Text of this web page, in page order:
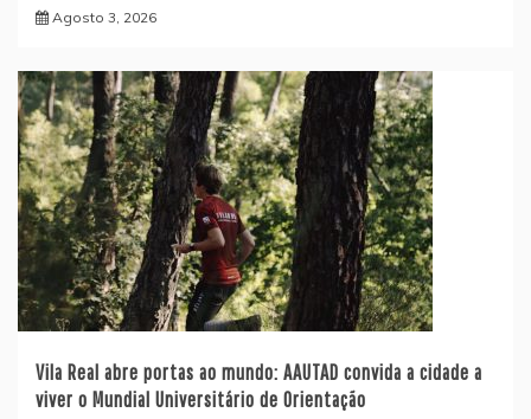
Agosto 3, 2026
Vila Real abre portas ao mundo: AAUTAD convida a cidade a
viver o Mundial Universitário de Orientação